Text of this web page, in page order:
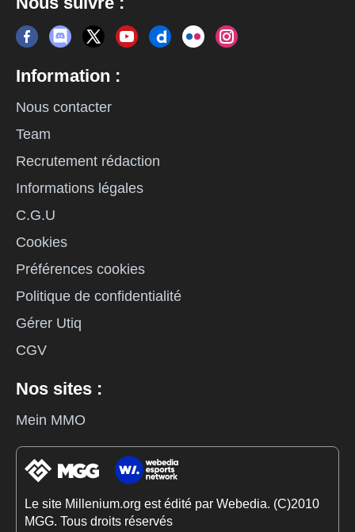
Information :
Nous contacter
Team
Recrutement rédaction
Informations légales
C.G.U
Cookies
Préférences cookies
Politique de confidentialité
Gérer Utiq
CGV
Nos sites :
Mein MMO
Le site Millenium.org est édité par Webedia. (C)2010
MGG. Tous droits réservés